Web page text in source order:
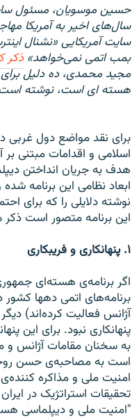
حسین موسویان، مسئول
سال‌های اخیر به آمریکا
سایت آمریکایی «نشنال
بمب اتمی نمی‌خواهد»ذکر
مجید محمدی، ده دلیل
هسته ای است، نوشته
برای نقد مواضع دول غربی
اسلامی و اقدامات مبتنی بر
هدف به جريان انداختن
ابعاد نظامی اين برنامه
نوشته دلايلی را که برای
اين برنامه متصور است
۱. پنهانکاری و فريبکاری
اگر برنامه‌ی هسته‌ای
برنامه‌های اتمی دهها کشور
آژانس فعاليت کرده‌اند)
پنهانکاری نبود. برای اين
به سخنان مقامات آژانس و
است به مصاحبه‌ی حسن
امنيت ملی و مذاکره
تحقيقات استراتژيک در
"امنيت ملی و ديپلماسی